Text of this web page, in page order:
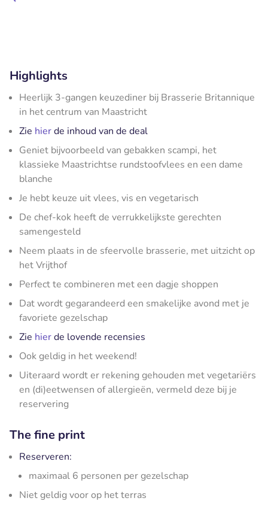
Highlights
Heerlijk 3-gangen keuzediner bij Brasserie Britannique
in het centrum van Maastricht
Zie hierde inhoud van de deal
Geniet bijvoorbeeld van gebakken scampi, het
klassieke Maastrichtse rundstoofvlees en een dame
blanche
Je hebt keuze uit vlees, vis en vegetarisch
De chef-kok heeft de verrukkelijkste gerechten
samengesteld
Neem plaats in de sfeervolle brasserie, met uitzicht op
het Vrijthof
Perfect te combineren met een dagje shoppen
Dat wordt gegarandeerd een smakelijke avond met je
favoriete gezelschap
Zie hierde lovende recensies
Ook geldig in het weekend!
Uiteraard wordt er rekening gehouden met vegetariërs
en (di)eetwensen of allergieën, vermeld deze bij je
reservering
The fine print
Reserveren:
maximaal 6 personen per gezelschap
Niet geldig voor op het terras